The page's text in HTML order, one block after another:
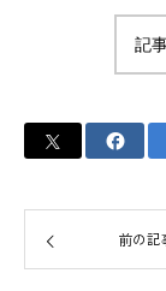
記
前の記